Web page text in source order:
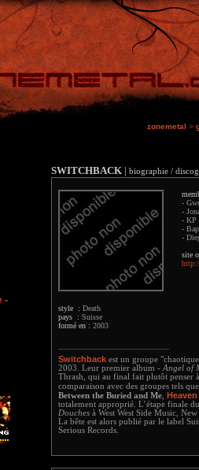
-
zonemetal >
SWITCHBACK | biographie /
style : Death
pays : Suisse
formé en : 2003
-
-
- KP
-
-
site
Switchback est un groupe
2003. Leur premier album - Angel of
Thrash, qui au final fait plutôt penser
comparaison avec des groupes tels
Between the Buried and Me
totalement approprié. L’étape finale
Douches à West West Side Music,
La bête est alors publié par le label
Serious Records.